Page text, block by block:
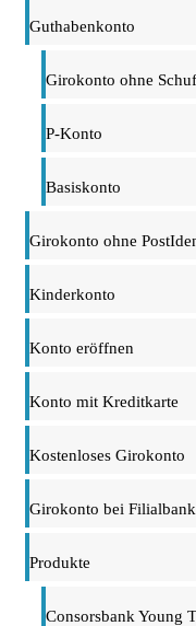
Guthabenkonto
Girokonto ohne
P-Konto
Basiskonto
Girokonto ohne
Kinderkonto
Konto eröffnen
Konto mit Kreditkarte
Kostenloses Girokonto
Girokonto bei Filialbank
Produkte
Consorsbank Young